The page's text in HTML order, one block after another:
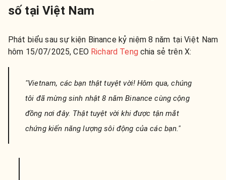
số tại Việt Nam
Phát biểu sau sự kiện Binance kỷ niệm 8 năm tại Việt Nam
hôm 15/07/2025, CEO Richard Tengchia sẻ trên X:
"Vietnam, các bạn thật tuyệt vời! Hôm qua, chúng
tôi đã mừng sinh nhật 8 năm Binance cùng cộng
đồng nơi đây. Thật tuyệt vời khi được tận mắt
chứng kiến năng lượng sôi động của các bạn."